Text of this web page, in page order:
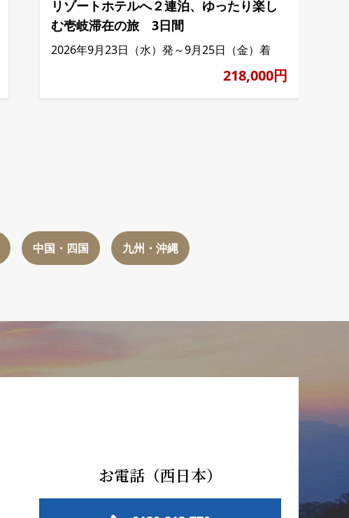
リゾートホテルへ２連泊、ゆったり楽し
む壱岐滞在の旅 3日間
2026年9月23日（水）発～9月25日（金）着
218,000円
中国・四国 九州・沖縄
お電話（西日本）